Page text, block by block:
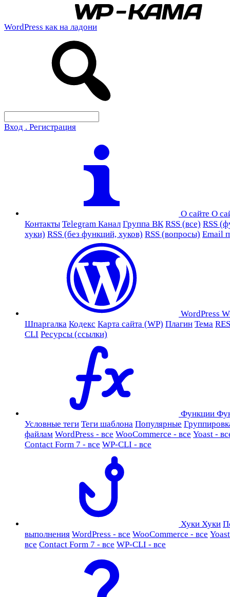
WordPress как на ладони
Вход . Регистрация
О сайте О
Контакты Telegram Канал Группа ВК RSS (все) RSS
хуки) RSS (без функций, хуков) RSS (вопросы) Email
WordPress
Шпаргалка Кодекс Карта сайта (WP) Плагин Тема
CLI Ресурсы (ссылки)
Функции
Условные теги Теги шаблона Популярные
файлам WordPress - все WooCommerce - все Yoast -
Contact Form 7 - все WP-CLI - все
Хуки Хуки
выполнения WordPress - все WooCommerce - все
все Contact Form 7 - все WP-CLI - все